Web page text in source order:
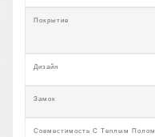
Покрытие
Дизайн
Замок
Совместимость С Теплым Полом